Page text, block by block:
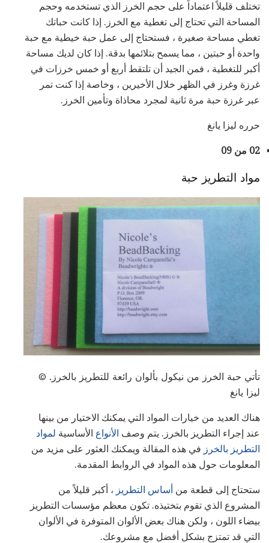
تختلف قليلاً اعتماداً على حجم الخرز الذي تستخدمه وحجم
المساحة التي تحتاج إلى تغطية مع الخرز. إذا كانت حباتك
تغطي مساحة صغيرة ، فستحتاج إلى عمل حبة خيطية مع حبة
واحدة أو حبتين ، مما يسمح بتلائمها بدقة. إذا كان لديك مساحة
أكبر للتغطية ، فمن الجيد أن تلتقط أربع أو خمس خرزات في
غرزة وغرز في الظهر خلال الأخيرين ، وخاصة إذا كنت تمر
عبر غرزة حبة مرة ثانية لمجرد محاذاة وتأمين الخرز.
حرره ليزا يانغ
02 من 09
مواد التطريز حبة
تأتي حبة الخرز من نيكول بألوان رائعة للتطريز بالخرز. ©
ليزا يانغ
هناك العديد من خيارات المواد التي يمكنك الاختيار من بينها
عند إجراء التطريز بالخرز. يتم وصف الأنواع الأساسية لمواد
التطريز بالخرز في هذه المقالة ويمكنك العثور على مزيد من
المعلومات حول هذه المواد في الروابط المقدمة.
ستحتاج إلى قطعة من أساس التطريز ، أكبر قليلاً من
المشروع الذي تقوم بتختيذه. تكون معظم مؤسسات التطريز
بيضاء اللون ، ولكن هناك بعض الألوان المتوفرة في الألوان
التي قد تمتزج بشكل أفضل مع مشروعك.